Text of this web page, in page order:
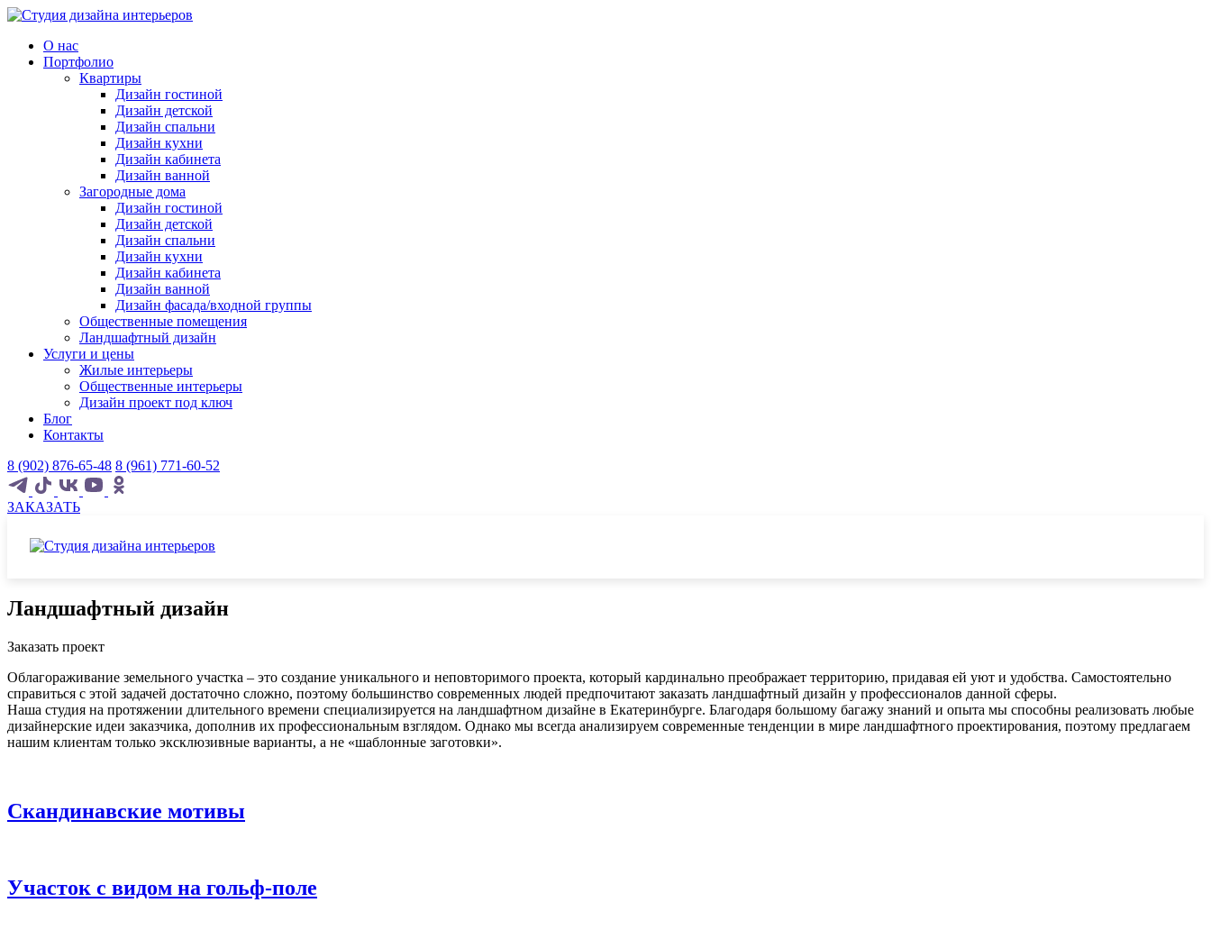
О нас
Портфолио
Квартиры
Дизайн гостиной
Дизайн детской
Дизайн спальни
Дизайн кухни
Дизайн кабинета
Дизайн ванной
Загородные дома
Дизайн гостиной
Дизайн детской
Дизайн спальни
Дизайн кухни
Дизайн кабинета
Дизайн ванной
Дизайн фасада/входной группы
Общественные помещения
Ландшафтный дизайн
Услуги и цены
Жилые интерьеры
Общественные интерьеры
Дизайн проект под ключ
Блог
Контакты
8 (902) 876-65-48 8 (961) 771-60-52
ЗАКАЗАТЬ
Ландшафтный дизайн
Заказать проект
Облагораживание земельного участка – это создание уникального и неповторимого проекта, который кардинально преображает территорию, придавая ей уют и удобства. Самостоятельно
справиться с этой задачей достаточно сложно, поэтому большинство современных людей предпочитают заказать ландшафтный дизайн у профессионалов данной сферы.
Наша студия на протяжении длительного времени специализируется на ландшафтном дизайне в Екатеринбурге. Благодаря большому багажу знаний и опыта мы способны реализовать любые
дизайнерские идеи заказчика, дополнив их профессиональным взглядом. Однако мы всегда анализируем современные тенденции в мире ландшафтного проектирования, поэтому предлагаем
нашим клиентам только эксклюзивные варианты, а не «шаблонные заготовки».
Скандинавские мотивы
Участок с видом на гольф-поле